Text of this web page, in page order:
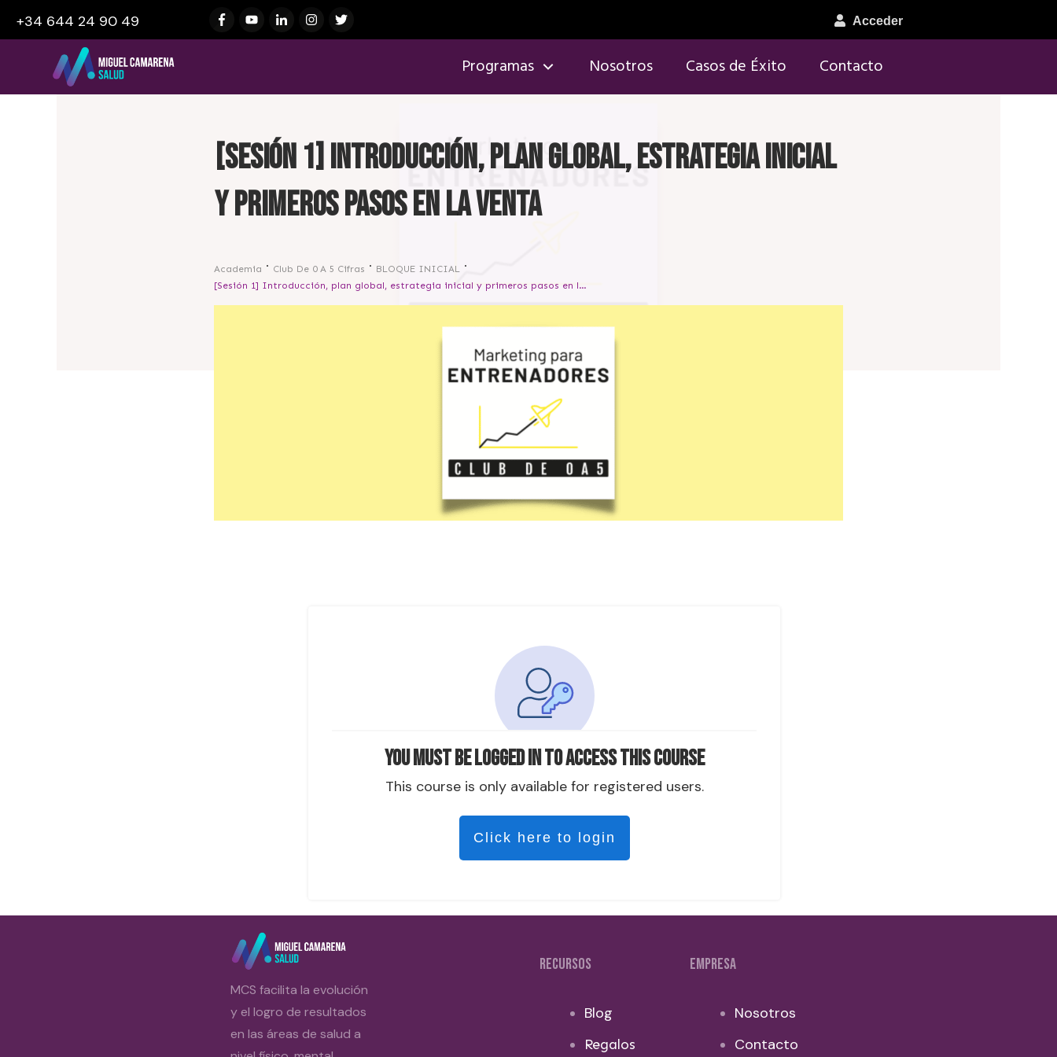
+34 644 24 90 49 Acceder
Programas Nosotros Casos de Éxito Contacto
[Sesión 1] Introducción, plan global, estrategia inicial
y primeros pasos en la venta
Academia Club De 0 A 5 Cifras
BLOQUE INICIAL
[Sesión 1] Introducción, plan global, estrategia inicial y primeros pasos en la venta
You must be logged in to access this course
This course is only available for registered users.
Click here to login
MCS facilita la evolución
y el logro de resultados
en las áreas de salud a
RECURSOS
Blog
Regalos
EMPRESA
Nosotros
Contacto